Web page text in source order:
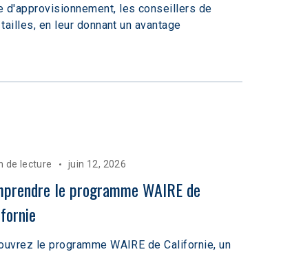
d'approvisionnement, les conseillers de
en leur donnant un avantage
de lecture juin 12, 2026
le programme WAIRE de
le programme WAIRE de Californie, un